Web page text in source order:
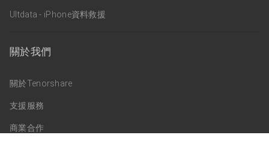
Ultdata - iPhone資料救援
關於我們
關於Tenorshare
支援服務
商業合作